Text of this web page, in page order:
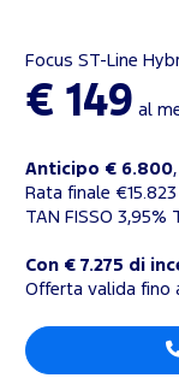
Focus ST-Line
€ 149 al
Anticipo € 6.800
Rata finale €15.823
TAN FISSO 3,95%
Con € 7.275 di
Offerta valida fino